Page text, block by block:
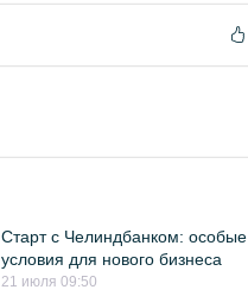
Старт с Челиндбанком: особые
условия для нового бизнеса
21 июля 09:50